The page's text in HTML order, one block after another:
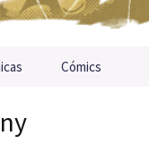
Cómics